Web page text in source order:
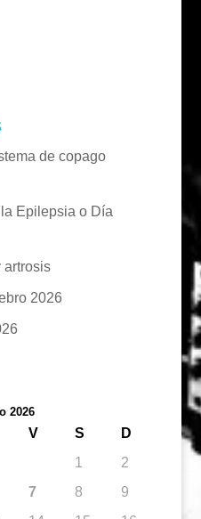
de copago
Epilepsia o Día
artrosis
2026
2026
V S
D
1
2
7 8
9